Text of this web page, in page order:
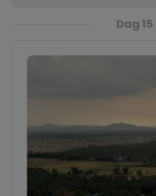
maakt. Eet smakelijk!
Dag 15